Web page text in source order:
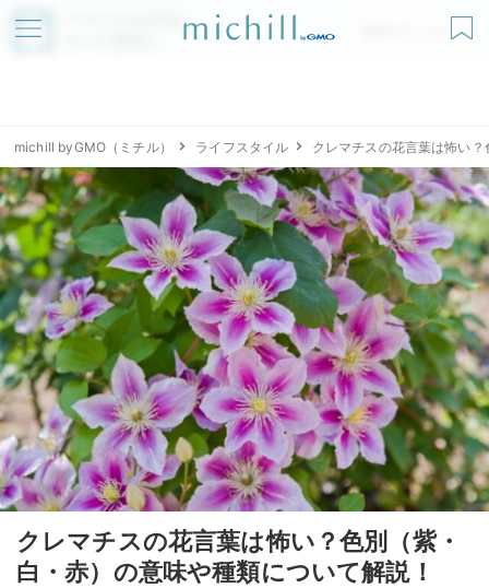
アプリでmichillが
無料ダウンロード
michill byGMO（ミチル） ライフスタイル クレマチスの花言葉は怖い
クレマチスの花言葉は怖い？色別（紫・
白・赤）の意味や種類について解説！